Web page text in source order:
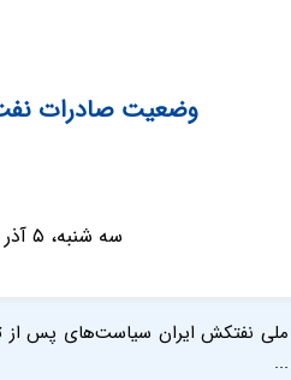
وضعیت صادرات
سه شنبه، ۵ آذر ۱۳۹۲ - ۰۹:۲۸:۰۹